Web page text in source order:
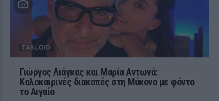
TABLOID
Γιώργος Λιάγκας και Μαρία Αντωνά:
Καλοκαιρινές διακοπές στη Μύκονο με φόντο
το Αιγαίο